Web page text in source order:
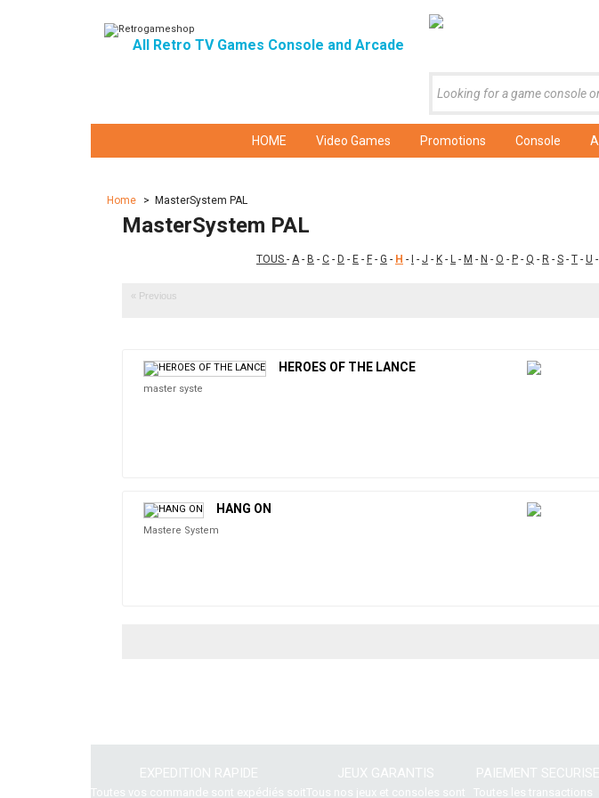
All Retro TV Games Console and Arcade
HOME Video Games Promotions Console
Home > MasterSystem PAL
MasterSystem PAL
TOUS - A- B - C - D - E - F - G - H - - J - K - L - M - N - O - P - Q - R - S - T - U -
« Previous
HEROES OF THE LANCE
master syste
HANG ON
Mastere System
EXPEDITION RAPIDE
Toutes vos commande sont expédiés soit
JEUX GARANTIS
Tous nos jeux et consoles sont
PAIEMENT SECURISE
Toutes les transactions